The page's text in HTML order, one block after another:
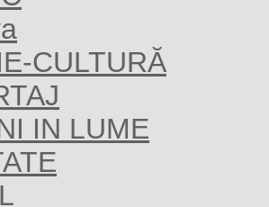
CULTURĂ
IN LUME